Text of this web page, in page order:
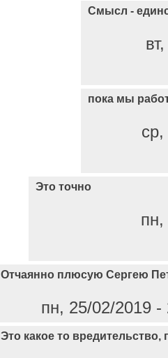
Смысл -
пока мы
Это точно
Отчаянно плюсую Сергею
пн, 25/02/2019
Это какое то вредительство,